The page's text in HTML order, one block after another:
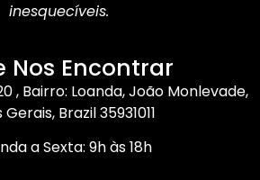
inesquecíveis.
Nos Encontrar
, Bairro: Loanda, João Monlevade,
Gerais, Brazil 35931011
a Sexta: 9h às 18h